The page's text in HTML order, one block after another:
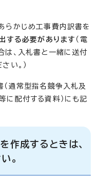
らかじめ工事費内訳書を
する必要があります （電
は、入札書と一緒に送付
い。）
（通常型指名競争入札及
に配付する資料）にも記
成するときは、
。